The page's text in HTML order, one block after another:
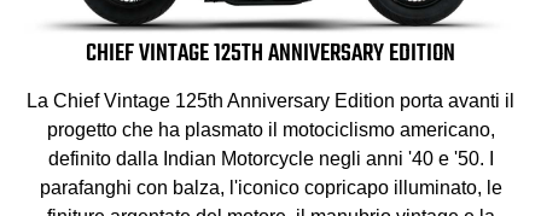
CHIEF VINTAGE 125TH ANNIVERSARY EDITION
La Chief Vintage 125th Anniversary Edition porta avanti il
progetto che ha plasmato il motociclismo americano,
definito dalla Indian Motorcycle negli anni '40 e '50. I
parafanghi con balza, l'iconico copricapo illuminato, le